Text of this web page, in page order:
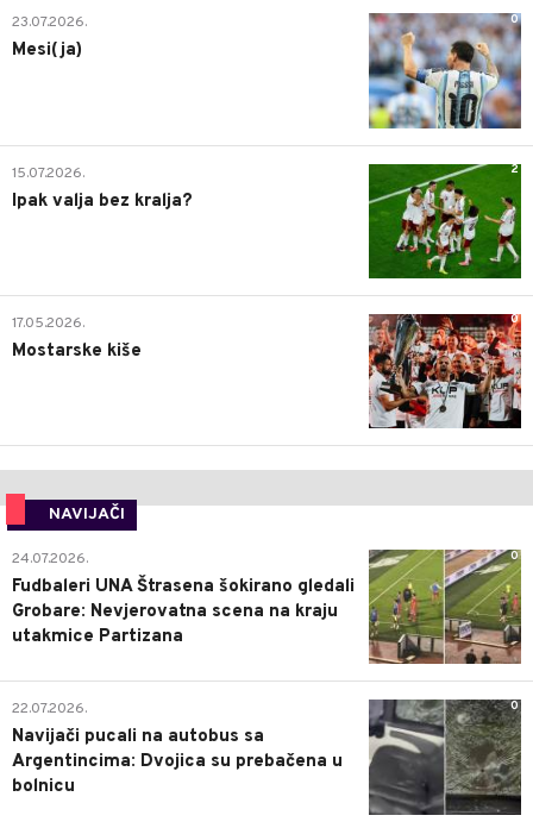
0
23.07.2026.
Mesi(ja)
2
15.07.2026.
Ipak valja bez kralja?
0
17.05.2026.
Mostarske kiše
NAVIJAČI
0
24.07.2026.
Fudbaleri UNA Štrasena šokirano gledali
Grobare: Nevjerovatna scena na kraju
utakmice Partizana
0
22.07.2026.
Navijači pucali na autobus sa
Argentincima: Dvojica su prebačena u
bolnicu